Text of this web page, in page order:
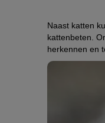
Naast katten
kattenbeten.
herkennen en